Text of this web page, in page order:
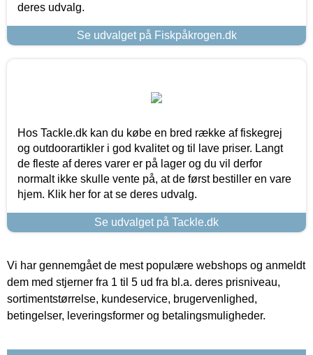
deres udvalg.
Se udvalget på Fiskpåkrogen.dk
Hos Tackle.dk kan du købe en bred række af fiskegrej
og outdoorartikler i god kvalitet og til lave priser. Langt
de fleste af deres varer er på lager og du vil derfor
normalt ikke skulle vente på, at de først bestiller en vare
hjem. Klik her for at se deres udvalg.
Se udvalget på Tackle.dk
Vi har gennemgået de mest populære webshops og anmeldt
dem med stjerner fra 1 til 5 ud fra bl.a. deres prisniveau,
sortimentstørrelse, kundeservice, brugervenlighed,
betingelser, leveringsformer og betalingsmuligheder.